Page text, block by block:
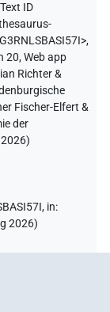
Text ID
,
20, Web app
Richter &
Fischer-Elfert &
der
)
in:
2026)